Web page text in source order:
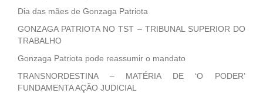
Dia das mães de Gonzaga Patriota
GONZAGA PATRIOTA NO TST – TRIBUNAL SUPERIOR DO
TRABALHO
Gonzaga Patriota pode reassumir o mandato
TRANSNORDESTINA – MATÉRIA DE ‘O PODER’
FUNDAMENTA AÇÃO JUDICIAL